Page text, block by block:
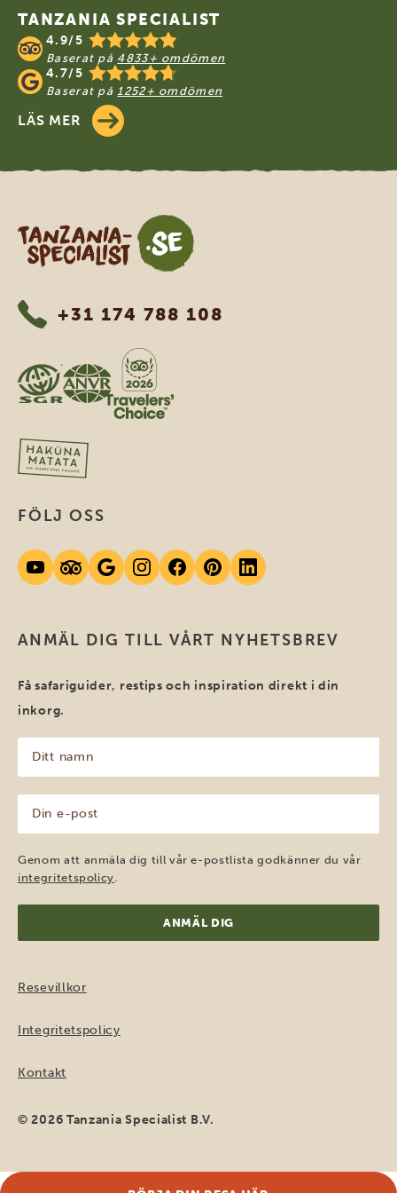
TANZANIA SPECIALIST
4.9/5
Baserat på 4833+ omdömen
4.7/5
Baserat på1252+ omdömen
LÄS MER
Tanzania Specialist
+31 174 788 108
ANMÄL DIG TILL VÅRT NYHETSBREV
Få safariguider, restips och inspiration direkt i din
inkorg.
namn
(Obligatoriskt)
post
(Obligatoriskt)
Genom att anmäla dig till vår e-postlista godkänner du vår
integritetspolicy.
FÖLJ OSS
Resevillkor
Integritetspolicy
Kontakt
© 2026 Tanzania Specialist B.V.